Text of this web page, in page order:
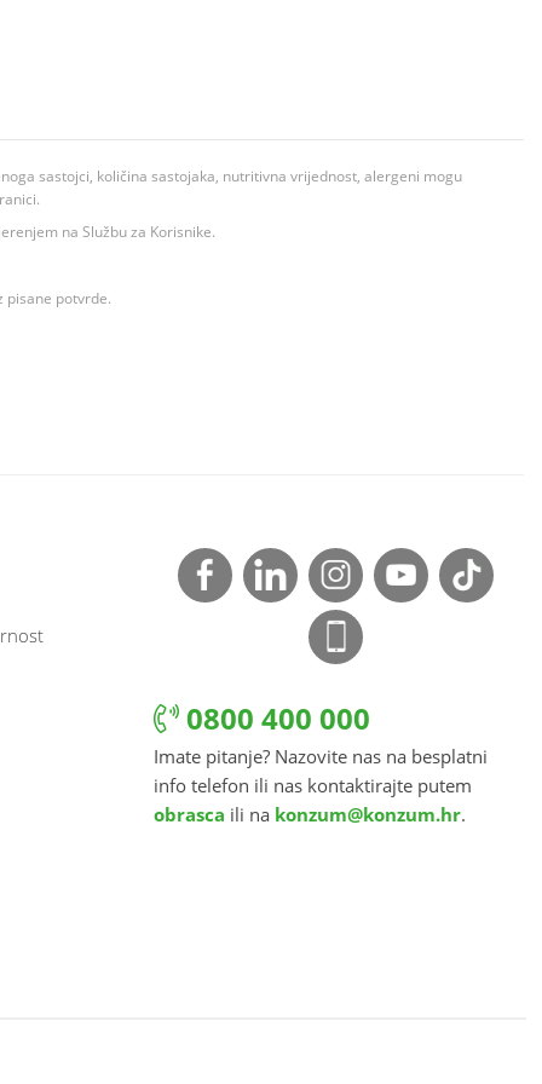
sastojci, količina sastojaka, nutritivna vrijednost, alergeni mogu
na Službu za Korisnike.
pisane potvrde.
0800 400 000
Imate pitanje? Nazovite nas na besplatni
info telefon ili nas kontaktirajte putem
obrasca ili na konzum@konzum.hr.